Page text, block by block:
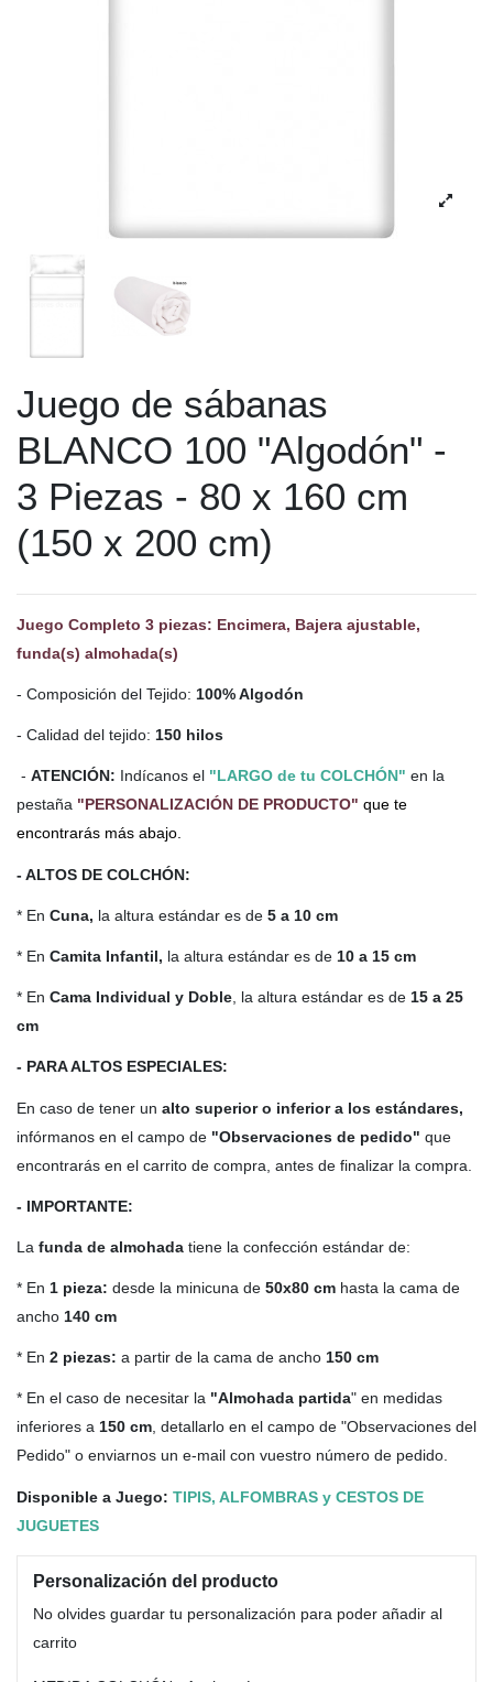
Juego de sábanas
BLANCO 100 "Algodón" -
3 Piezas - 80 x 160 cm
(150 x 200 cm)
Juego Completo 3 piezas: Encimera, Bajera ajustable,
funda(s) almohada(s)
- Composición del Tejido: 100% Algodón
- Calidad del tejido: 150 hilos
- ATENCIÓN: Indícanos el "LARGO de tu COLCHÓN" en la
pestaña "PERSONALIZACIÓN DE PRODUCTO" que te
encontrarás más abajo.
- ALTOS DE COLCHÓN:
* En Cuna, la altura estándar es de 5 a 10 cm
* En Camita Infantil, la altura estándar es de 10 a 15 cm
* En Cama Individual y Doble , la altura estándar es de 15 a 25
cm
- PARA ALTOS ESPECIALES:
En caso de tener un alto superior o inferior a los estándares,
infórmanos en el campo de "Observaciones de pedido" que
encontrarás en el carrito de compra, antes de finalizar la compra.
- IMPORTANTE:
La funda de almohada tiene la confección estándar de:
* En 1 pieza: desde la minicuna de 50x80 cm hasta la cama de
ancho 140 cm
* En 2 piezas: a partir de la cama de ancho 150 cm
* En el caso de necesitar la "Almohada partida" en medidas
inferiores a 150 cm, detallarlo en el campo de "Observaciones del
Pedido" o enviarnos un e-mail con vuestro número de pedido.
Disponible a Juego: TIPIS, ALFOMBRAS y CESTOS DE
JUGUETES
Personalización del producto
No olvides guardar tu personalización para poder añadir al
carrito